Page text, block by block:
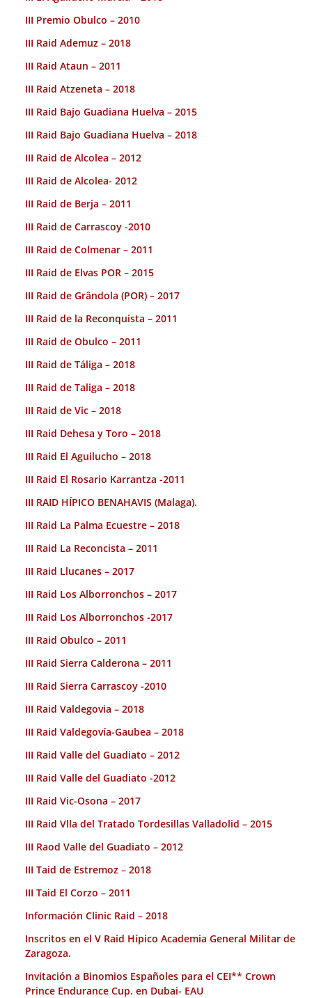
III Premio Obulco – 2010
III Raid Ademuz – 2018
III Raid Ataun – 2011
III Raid Atzeneta – 2018
III Raid Bajo Guadiana Huelva – 2015
III Raid Bajo Guadiana Huelva – 2018
III Raid de Alcolea – 2012
III Raid de Alcolea- 2012
III Raid de Berja – 2011
III Raid de Carrascoy -2010
III Raid de Colmenar – 2011
III Raid de Elvas POR – 2015
III Raid de Grândola (POR) – 2017
III Raid de la Reconquista – 2011
III Raid de Obulco – 2011
III Raid de Táliga – 2018
III Raid de Taliga – 2018
III Raid de Vic – 2018
III Raid Dehesa y Toro – 2018
III Raid El Aguilucho – 2018
III Raid El Rosario Karrantza -2011
III RAID HÍPICO BENAHAVIS (Malaga).
III Raid La Palma Ecuestre – 2018
III Raid La Reconcista – 2011
III Raid Llucanes – 2017
III Raid Los Alborronchos – 2017
III Raid Los Alborronchos -2017
III Raid Obulco – 2011
III Raid Sierra Calderona – 2011
III Raid Sierra Carrascoy -2010
III Raid Valdegovia – 2018
III Raid Valdegovía-Gaubea – 2018
III Raid Valle del Guadiato – 2012
III Raid Valle del Guadiato -2012
III Raid Vic-Osona – 2017
III Raid Vlla del Tratado Tordesillas Valladolid – 2015
III Raod Valle del Guadiato – 2012
III Taid de Estremoz – 2018
III Taid El Corzo – 2011
Información Clinic Raid – 2018
Inscritos en el V Raid Hípico Academia General Militar de
Zaragoza.
Invitación a Binomios Españoles para el CEI** Crown
Prince Endurance Cup. en Dubai- EAU